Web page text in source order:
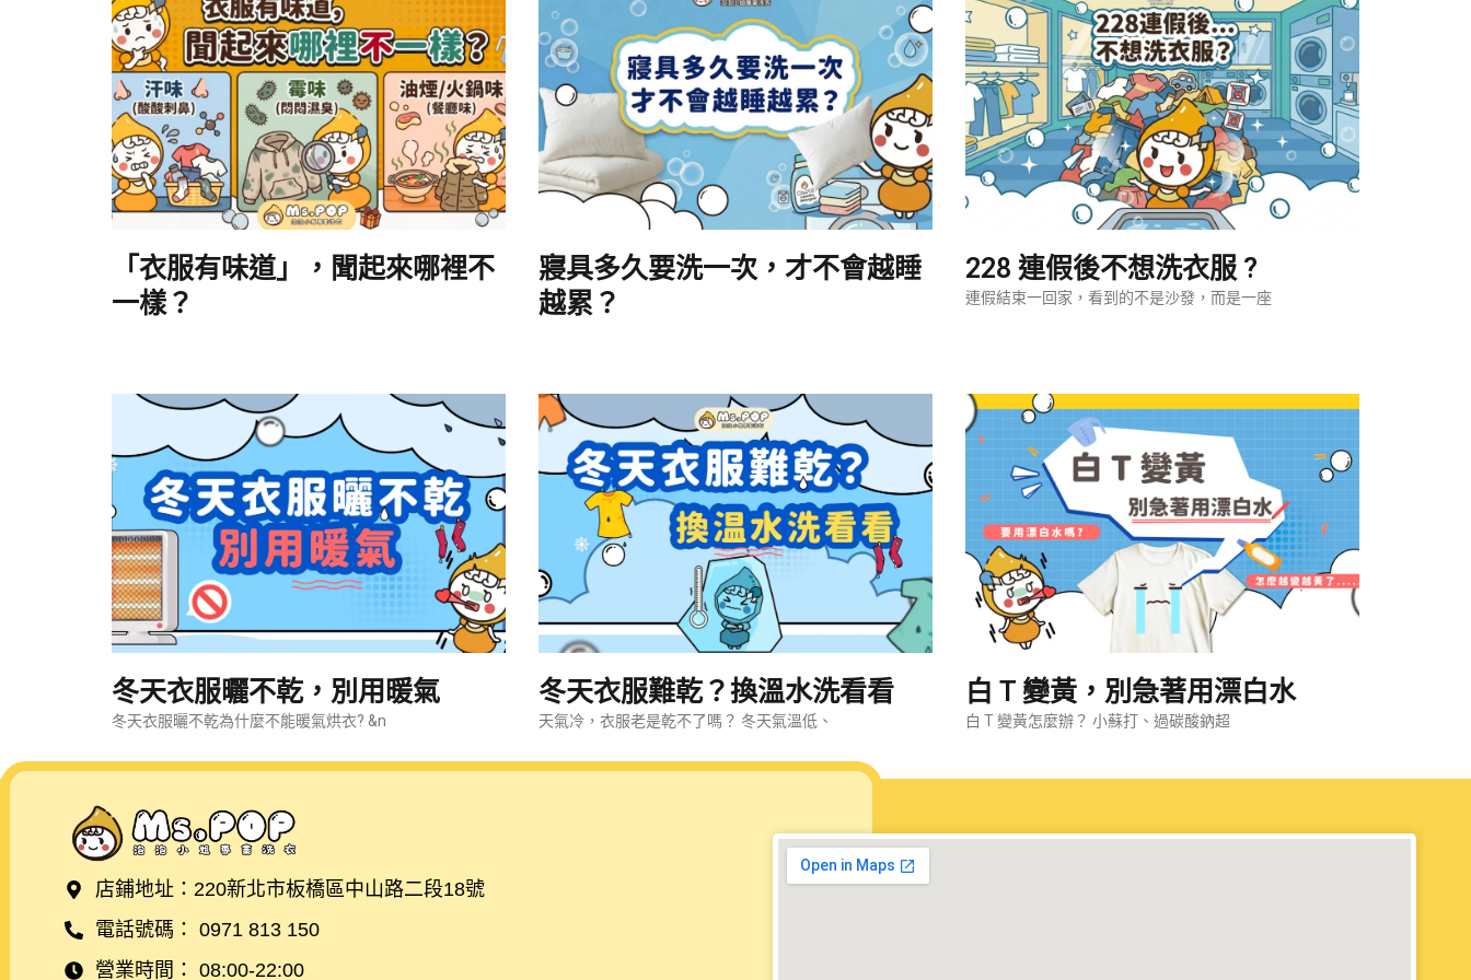
「衣服有味道」，聞起來哪裡不
一樣？
寢具多久要洗一次，才不會越睡
越累？
228 連假後不想洗衣服 ?
連假結束一回家，看到的不是沙發，而是一座
冬天衣服曬不乾，別用暖氣
冬天衣服曬不乾為什麼不能暖氣烘衣? &n
冬天衣服難乾？換溫水洗看看
天氣冷，衣服老是乾不了嗎？ 冬天氣溫低、
白 T 變黃，別急著用漂白水
白 T 變黃怎麼辦？ 小蘇打、過碳酸鈉超
店鋪地址：220新北市板橋區中山路二段18號
電話號碼： 0971 813 150
營業時間： 08:00-22:00